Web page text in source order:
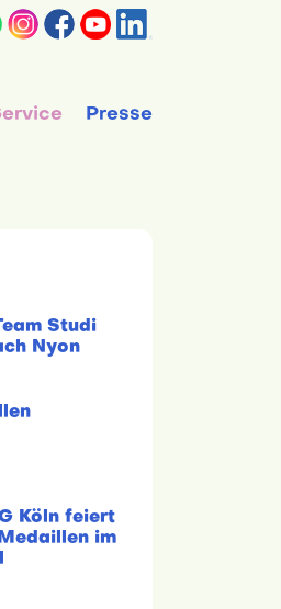
Presse
Studi
Nyon
Köln feiert
im